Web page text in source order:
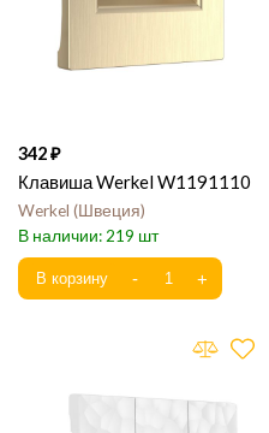
342
Клавиша Werkel W1191110
Werkel Швеция
219